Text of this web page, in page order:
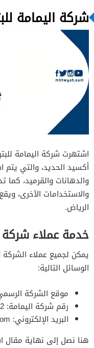
شركة اليمامة
اشتهرت شركة اليمامة
أكسيد الحديد، والتي يتم
والدهانات والقرميد،
والاستخدامات الآخرى،
الرياض.
خدمة عملاء شركة
يمكن لجميع عملاء
الوسائل التالية:
موقع الشركة
رقم شركة اليمامة: 00966114770512.
البريد الإلكتروني:
هنا نصل إلى نهاية مقال